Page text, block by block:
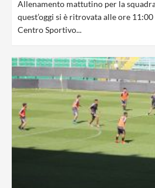
Allenamento mattutino per la
quest’oggi si è ritrovata alle ore
Centro Sportivo...